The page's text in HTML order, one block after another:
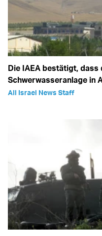
Die IAEA bestätigt,
Schwerwasseranlage in
All Israel News Staff